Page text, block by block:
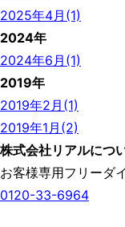
2025年4月(1)
2024年
2024年6月(1)
2019年
2019年2月(1)
2019年1月(2)
株式会社リアルにつ
お客様専用フリーダ
0120-33-6964